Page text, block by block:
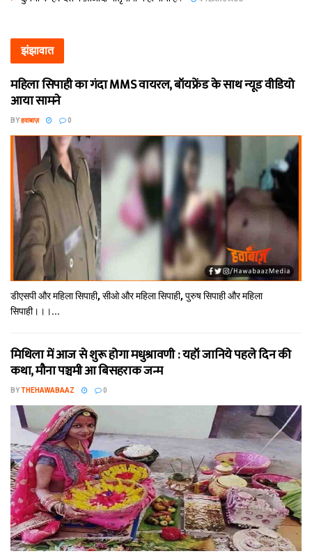
झंझावात
महिला सिपाही का गंदा MMS वायरल, बॉयफ्रेंड के साथ न्यूड वीडियो
आया सामने
BYहवाबाज़ 0
डीएसपी और महिला सिपाही, सीओ और महिला सिपाही, पुरुष सिपाही और महिला
सिपाही।।।...
मिथि‍ला में आज से शुरू होगा मधुश्रावणी : यहॉं जानिये पहले दिन की
कथा, मौना पञ्चमी आ बिसहराक जन्म
BYTHEHAWABAAZ 0